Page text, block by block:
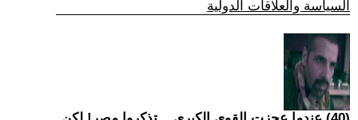
السياسة والعلاقات الدولية